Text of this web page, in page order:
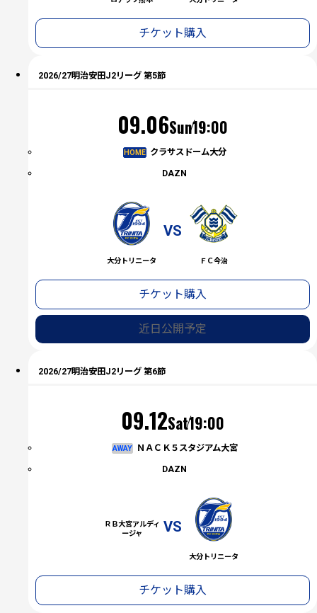
チケット購入
2026/27明治安田J2リーグ 第5節
09.06
（日）Sun19:00
HOME クラサスドーム大分
DAZN
大分トリニータ ＦＣ今治
VS
チケット購入
近日公開予定
2026/27明治安田J2リーグ 第6節
09.12
（土）
Sat19:00
AWAY
ＮＡＣＫ５スタジアム大宮
DAZN
ＲＢ大宮アルディ
ージャ
大分トリニータ
VS
チケット購入